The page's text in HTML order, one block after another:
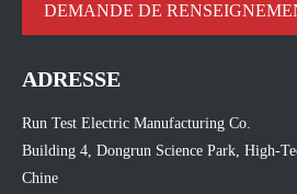
DEMANDE DE
ADRESSE
Run Test Electric Manufacturing Co.
Building 4, Dongrun Science Park, High-
Chine